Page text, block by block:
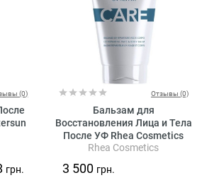
(0)
грн.
Отзывы (0)
Бальзам для
Восстановления Лица и Тела
После УФ Rhea Cosmetics
SOS UV Repair UV Repairing
Rhea Cosmetics
3 500 грн.